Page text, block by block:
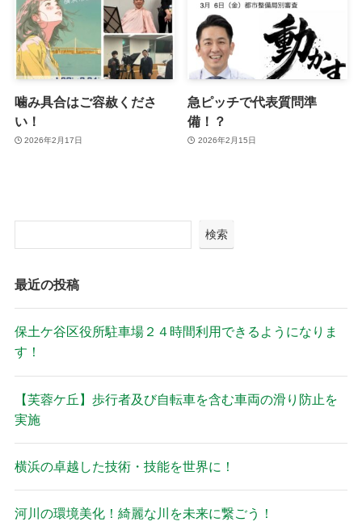
噛み具合はご容赦くださ
い！
2026年2月17日
急ピッチで代表質問準
備！？
2026年2月15日
検索
最近の投稿
保土ケ谷区役所駐車場２４時間利用できるようになりま
す！
【芙蓉ケ丘】歩行者及び自転車を含む車両の滑り防止を
実施
横浜の卓越した技術・技能を世界に！
河川の環境美化！綺麗な川を未来に繋ごう！